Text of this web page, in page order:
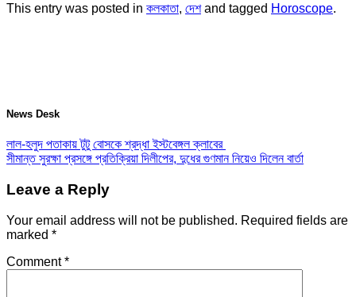
This entry was posted in কলকাতা, দেশand tagged Horoscope.
News Desk
লাল-হলুদ পতাকায় টুটু বোসকে শ্রদ্ধা ইস্টবেঙ্গল ক্লাবের
সীমান্ত সুরক্ষা প্রসঙ্গে প্রতিক্রিয়া দিলীপের, দুধের গুণমান নিয়েও দিলেন বার্তা
Leave a Reply
Your email address will not be published. Required fields are
marked *
Comment*